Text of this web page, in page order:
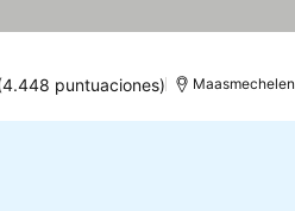
puntuaciones) Maasmechelen